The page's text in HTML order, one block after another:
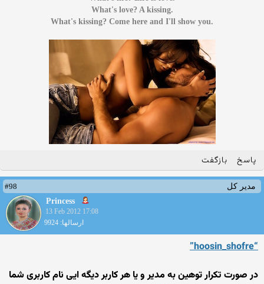
.What's love? A kissing
.What's kissing? Come here and I'll show you
پاسخ بازگفت
مدیر کل
#98
Princess
13 Feb 2012 17:08
ارسالها: 9924
“hoosin_shofre”
در صورت تکرار توهین به مدیر و یا هر کاربر دیگه ایی نام کاربری شما